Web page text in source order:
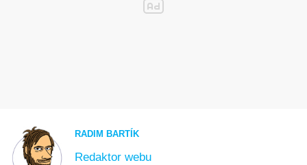
RADIM BARTÍK
Redaktor webu